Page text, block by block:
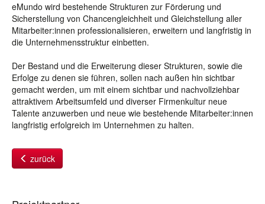
eMundo wird bestehende Strukturen zur Förderung und
Sicherstellung von Chancengleichheit und Gleichstellung aller
Mitarbeiter:innen professionalisieren, erweitern und langfristig in
die Unternehmensstruktur einbetten.
Der Bestand und die Erweiterung dieser Strukturen, sowie die
Erfolge zu denen sie führen, sollen nach außen hin sichtbar
gemacht werden, um mit einem sichtbar und nachvollziehbar
attraktivem Arbeitsumfeld und diverser Firmenkultur neue
Talente anzuwerben und neue wie bestehende Mitarbeiter:innen
langfristig erfolgreich im Unternehmen zu halten.
zurück